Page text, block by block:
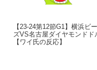
【23-24第12節G1】横浜ビ
ズVS名古屋ダイヤモンドド
【ワイ氏の反応】